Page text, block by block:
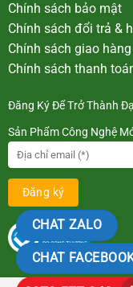
Chính sách bảo mật
Chính sách đổi trả &
Chính sách giao
Chính sách thanh
Đăng Ký Để Trở Thành
Sản Phẩm Công Nghệ
CHAT ZALO
CHAT